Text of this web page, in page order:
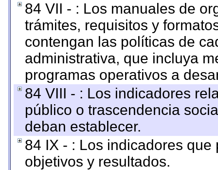
84 VII - : Los manuales de
trámites, requisitos y
contengan las políticas de
administrativa, que incluya
programas operativos a
84 VIII - : Los indicadores
público o trascendencia
deban establecer.
84 IX - : Los indicadores
objetivos y resultados.